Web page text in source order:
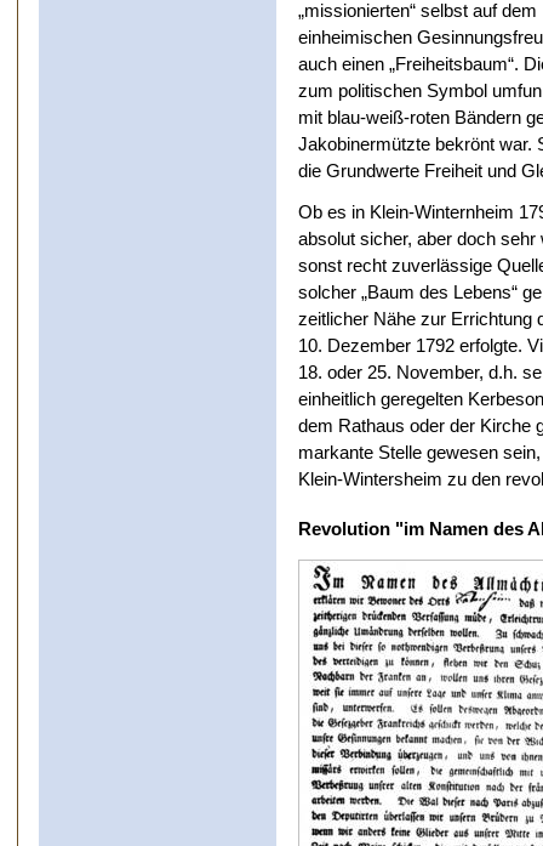
„missionierten“ selbst auf
einheimischen
auch einen „Freiheitsbaum“.
zum politischen Symbol
mit blau-weiß-roten Bändern
Jakobinermützte bekrönt war.
die Grundwerte Freiheit und
Ob es in Klein-Winternheim
absolut sicher, aber doch
sonst recht zuverlässige
solcher „Baum des Lebens“
zeitlicher Nähe zur Errichtung
10. Dezember 1792 erfolgte.
18. oder 25. November, d.h.
einheitlich geregelten
dem Rathaus oder der Kirche
markante Stelle gewesen
Klein-Wintersheim zu den
Revolution "im Namen des